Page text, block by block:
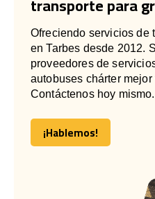
Ofreciendo servicios de
en Tarbes desde 2012.
proveedores de
autobuses chárter
Contáctenos hoy mismo.
¡Hablemos!
¡Hablemos!